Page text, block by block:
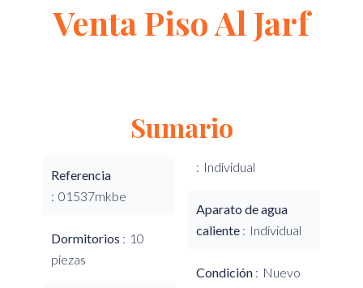
Venta Piso Al Jarf
Sumario
Referencia
01537mkbe
Dormitorios
10
piezas
Individual
Aparato de agua
caliente
Individual
Condición Nuevo